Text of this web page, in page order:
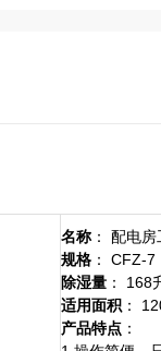
名称 ： 配电
规格 ： CFZ-7
除湿量 ： 168
适用面积 ：
产品特点 ：